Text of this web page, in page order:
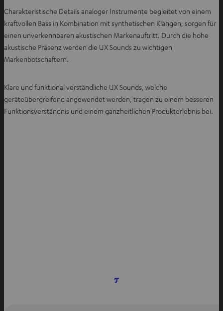
Charakteristische Details analoger Instrumente begleitet von einem
kraftvollen Bass in Kombination mit synthetischen Klängen, sorgen für
einen unverkennbaren akustischen Markenauftritt. Durch die hohe
akustische Präsenz werden die UX Sounds zu wichtigen
Markenbotschaftern.
Klare und funktional verständliche UX Sounds, welche
geräteübergreifend angewendet werden, tragen zu einem besseren
Funktionsverständnis und einem ganzheitlichen Produkterlebnis bei.